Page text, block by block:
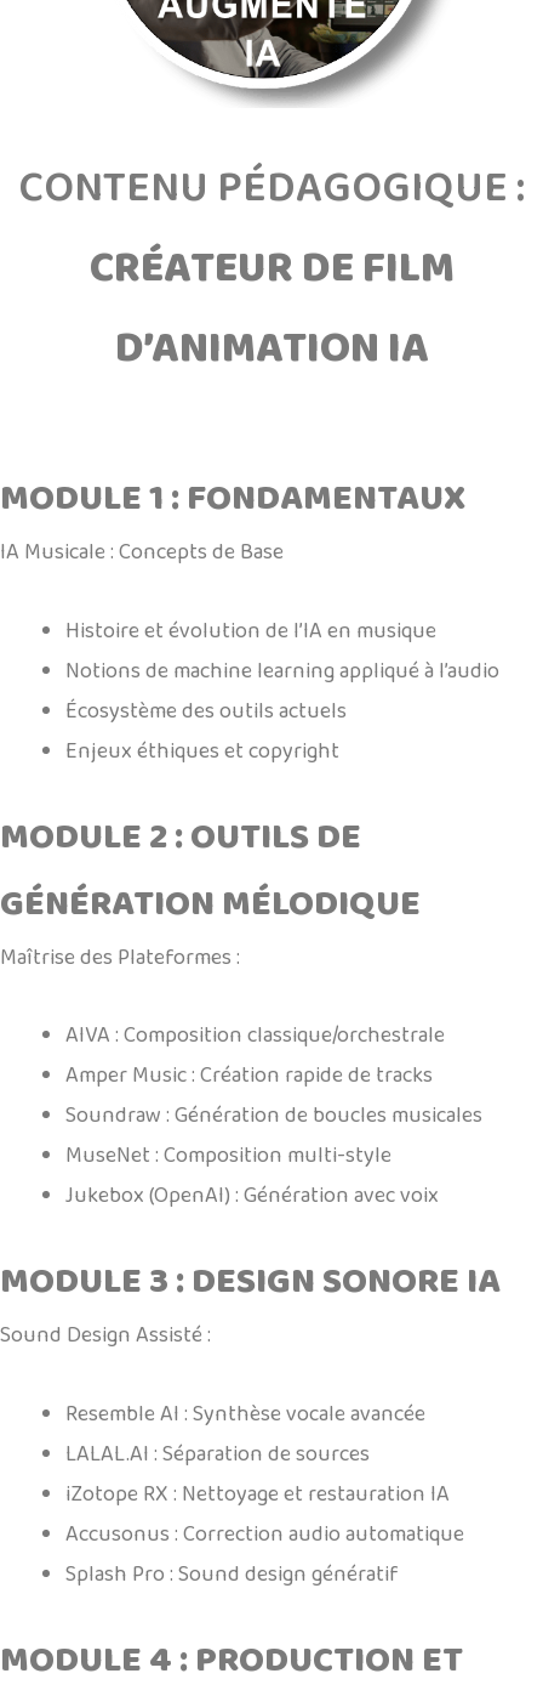
CONTENU PÉDAGOGIQUE :
CRÉATEUR DE FILM
D’ANIMATION IA
MODULE 1 : FONDAMENTAUX
IA Musicale : Concepts de Base
Histoire et évolution de l’IA en musique
Notions de machine learning appliqué à l’audio
Écosystème des outils actuels
Enjeux éthiques et copyright
MODULE 2 : OUTILS DE
GÉNÉRATION MÉLODIQUE
Maîtrise des Plateformes :
AIVA : Composition classique/orchestrale
Amper Music : Création rapide de tracks
Soundraw : Génération de boucles musicales
MuseNet : Composition multi-style
Jukebox (OpenAI) : Génération avec voix
MODULE 3 : DESIGN SONORE IA
Sound Design Assisté :
Resemble AI : Synthèse vocale avancée
LALAL.AI: Séparation de sources
iZotope RX : Nettoyage et restauration IA
Accusonus : Correction audio automatique
Splash Pro : Sound design génératif
MODULE 4 : PRODUCTION ET